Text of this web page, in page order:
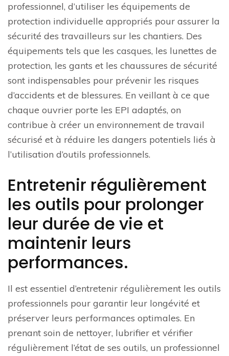
professionnel, d’utiliser les équipements de
protection individuelle appropriés pour assurer la
sécurité des travailleurs sur les chantiers. Des
équipements tels que les casques, les lunettes de
protection, les gants et les chaussures de sécurité
sont indispensables pour prévenir les risques
d’accidents et de blessures. En veillant à ce que
chaque ouvrier porte les EPI adaptés, on
contribue à créer un environnement de travail
sécurisé et à réduire les dangers potentiels liés à
l’utilisation d’outils professionnels.
Entretenir régulièrement
les outils pour prolonger
leur durée de vie et
maintenir leurs
performances.
Il est essentiel d’entretenir régulièrement les outils
professionnels pour garantir leur longévité et
préserver leurs performances optimales. En
prenant soin de nettoyer, lubrifier et vérifier
régulièrement l’état de ses outils, un professionnel